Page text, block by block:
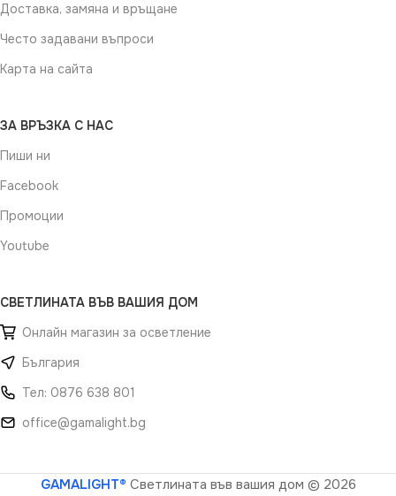
Доставка, замяна и връщане
Често задавани въпроси
Карта на сайта
ЗА ВРЪЗКА С НАС
Пиши ни
Facebook
Промоции
Youtube
СВЕТЛИНАТА ВЪВ ВАШИЯ ДОМ
Онлайн магазин за осветление
България
Тел: 0876 638 801
office@gamalight.bg
GAMALIGHT® Светлината във вашия дом © 2026